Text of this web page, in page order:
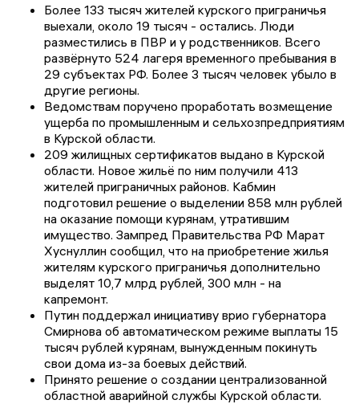
Более 133 тысяч жителей курского приграничья
выехали, около 19 тысяч - остались. Люди
разместились в ПВР и у родственников. Всего
развёрнуто 524 лагеря временного пребывания в
29 субъектах РФ. Более 3 тысяч человек убыло в
другие регионы.
Ведомствам поручено проработать возмещение
ущерба по промышленным и сельхозпредприятиям
в Курской области.
209 жилищных сертификатов выдано в Курской
области. Новое жильё по ним получили 413
жителей приграничных районов. Кабмин
подготовил решение о выделении 858 млн рублей
на оказание помощи курянам, утратившим
имущество. Зампред Правительства РФ Марат
Хуснуллин сообщил, что на приобретение жилья
жителям курского приграничья дополнительно
выделят 10,7 млрд рублей, 300 млн - на
капремонт.
Путин поддержал инициативу врио губернатора
Смирнова об автоматическом режиме выплаты 15
тысяч рублей курянам, вынужденным покинуть
свои дома из-за боевых действий.
Принято решение о создании централизованной
областной аварийной службы Курской области.